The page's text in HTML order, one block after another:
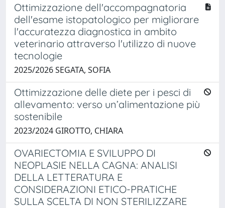
Ottimizzazione dell'accompagnatoria
dell'esame istopatologico per migliorare
l'accuratezza diagnostica in ambito
veterinario attraverso l'utilizzo di nuove
tecnologie
2025/2026 SEGATA, SOFIA
Ottimizzazione delle diete per i pesci di
allevamento: verso un’alimentazione più
sostenibile
2023/2024 GIROTTO, CHIARA
OVARIECTOMIA E SVILUPPO DI
NEOPLASIE NELLA CAGNA: ANALISI
DELLA LETTERATURA E
CONSIDERAZIONI ETICO-PRATICHE
SULLA SCELTA DI NON STERILIZZARE